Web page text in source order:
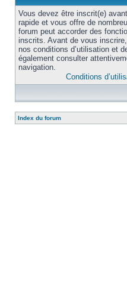
Vous devez être inscrit(e)
rapide et vous offre de
forum peut accorder des
inscrits. Avant de vous
nos conditions d’utilisation et
également consulter
navigation.
Conditions
Index du forum